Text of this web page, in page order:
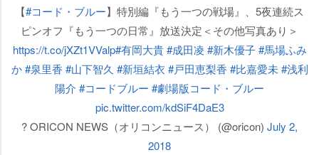
【#コード・ブルー】特別編『もう一つの戦場』、5夜連続ス
ピンオフ『もう一つの日常』放送決定＜その他写真あり＞
https://t.co/jXZt1VValp#有岡大貴 #成田凌 #新木優子 #馬場ふみ
か #泉里香 #山下智久 #新垣結衣 #戸田恵梨香 #比嘉愛未 #浅利
陽介 #コードブルー #劇場版コード・ブルー
pic.twitter.com/kdSiF4DaE3
? ORICON NEWS（オリコンニュース） (@oricon) July 2,
2018